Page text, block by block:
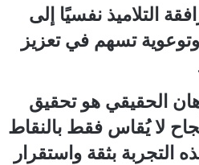
التلاميذ نفسيًا إلى
تسهم في تعزيز
الحقيقي هو تحقيق
لا يُقاس فقط بالنقاط
بثقة واستقرار